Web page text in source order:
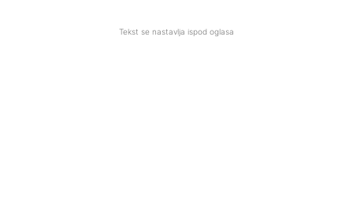
Tekst se nastavlja ispod oglasa